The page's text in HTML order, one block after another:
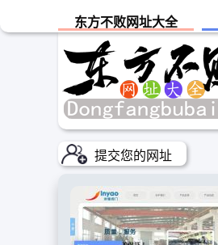
东方不败网址大全
提交您的网址